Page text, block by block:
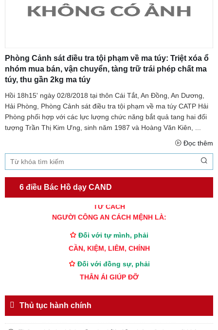
Phòng Cảnh sát điều tra tội phạm về ma túy: Triệt xóa ổ
nhóm mua bán, vận chuyển, tàng trữ trái phép chất ma
túy, thu gần 2kg ma túy
Hồi 18h15' ngày 02/8/2018 tại thôn Cái Tắt, An Đồng, An Dương,
Hải Phòng, Phòng Cảnh sát điều tra tội phạm về ma túy CATP Hải
Phòng phối hợp với các lực lượng chức năng bắt quả tang hai đối
tượng Trần Thị Kim Ưng, sinh năm 1987 và Hoàng Văn Kiên, ...
Đọc thêm
6 điều Bác Hồ dạy CAND
TƯ CÁCH
NGƯỜI CÔNG AN CÁCH MỆNH LÀ:
Đối với tự mình, phải
CẦN, KIỆM, LIÊM, CHÍNH
Đối với đồng sự, phải
THÂN ÁI GIÚP ĐỠ
TUYỆT ĐỐI TRUNG THÀNH
Đối với nhân dân, phải
Thủ tục hành chính